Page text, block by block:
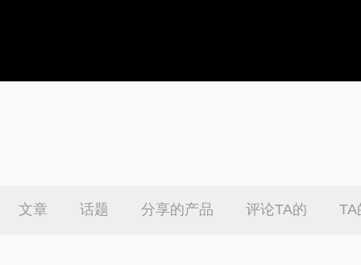
文章 话题 分享的产品 评论TA的 TA